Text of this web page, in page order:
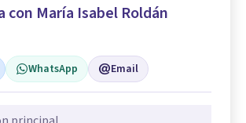
con María Isabel Roldán
WhatsApp Email